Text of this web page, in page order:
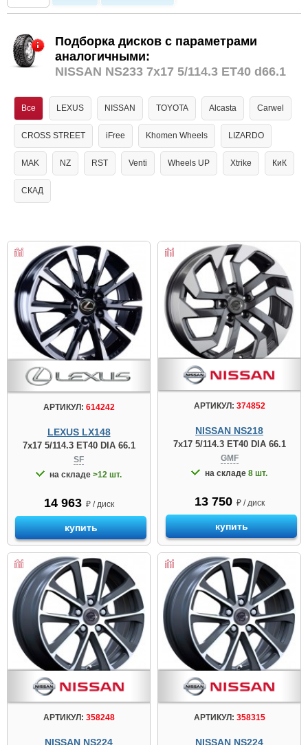
Подборка дисков с параметрами
аналогичными:
NISSAN NS233 7x17 5/114.3 ET40 d66.1
Все LEXUS NISSAN TOYOTA Alcasta Carwel
CROSS STREET iFree Khomen Wheels LIZARDO
MAK NZ RST Venti Wheels UP Xtrike КиК
СКАД
АРТИКУЛ: 614242
LEXUS LX148
7x17 5/114.3 ET40 DIA 66.1
SF
на складе >12 шт.
14 963 ₽ / диск
купить
АРТИКУЛ: 374852
NISSAN NS218
7x17 5/114.3 ET40 DIA 66.1
GMF
на складе 8 шт.
13 750 ₽ / диск
купить
АРТИКУЛ: 358248
NISSAN NS224
АРТИКУЛ: 358315
NISSAN NS224